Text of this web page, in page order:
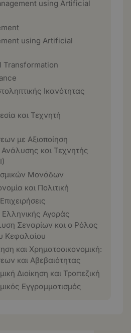
using Artificial
using Artificial
Transformation
Ικανότητας
και Τεχνητή
με Αξιοποίηση
Ανάλυσης και Τεχνητής
Μονάδων
και Πολιτική
Αγοράς
Σεναρίων και ο Ρόλος
Κεφαλαίου
και Χρηματοοικονομική:
και Αβεβαιότητας
Διοίκηση και Τραπεζική
Εγγραμματισμός